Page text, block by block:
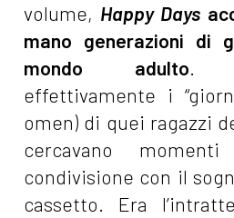
volume, Happy Days
mano generazioni di
mondo adulto .
effettivamente i
omen) di quei ragazzi
cercavano
condivisione con il
cassetto. Era